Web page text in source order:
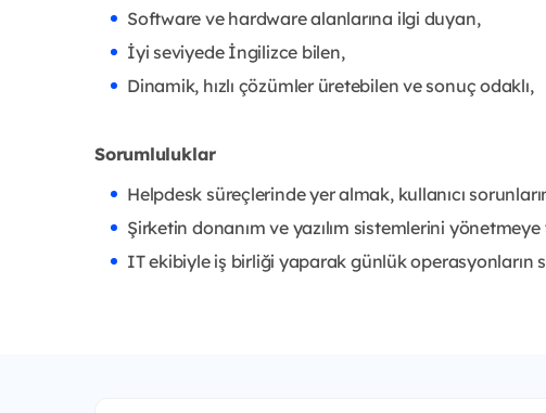
Software ve hardware alanlarına ilgi duyan,
İyi seviyede İngilizce bilen,
Dinamik, hızlı çözümler üretebilen ve sonuç odaklı,
Sorumluluklar
Helpdesk süreçlerinde yer almak, kullanıcı
Şirketin donanım ve yazılım sistemlerini
IT ekibiyle iş birliği yaparak günlük operasyonların